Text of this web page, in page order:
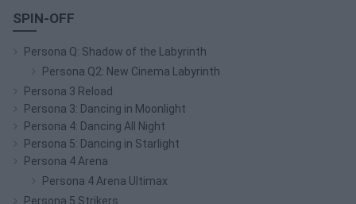
SPIN-OFF
Persona Q: Shadow of the Labyrinth
Persona Q2: New Cinema Labyrinth
Persona 3 Reload
Persona 3: Dancing in Moonlight
Persona 4: Dancing All Night
Persona 5: Dancing in Starlight
Persona 4 Arena
Persona 4 Arena Ultimax
Persona 5 Strikers